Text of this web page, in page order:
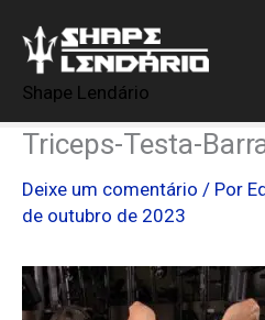
para
conteúdo
Shape Lendário
Triceps-Testa-
Deixe um comentário / Por
de outubro de 2023